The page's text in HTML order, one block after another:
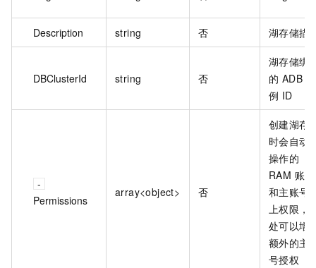
Description string 否 湖存储描
DBClusterId string 否
湖存储绑
的 ADB 实
例 ID
Permissions
array<object> 否
创建湖存
时会自动
操作的
RAM 账号
和主账号
上权限，
处可以增
额外的主
号授权